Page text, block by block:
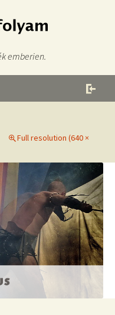
emberien.
Full resolution (640 ×